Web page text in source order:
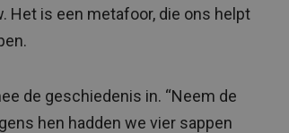
Het is een metafoor, die ons helpt
de geschiedenis in. “Neem de
hen hadden we vier sappen